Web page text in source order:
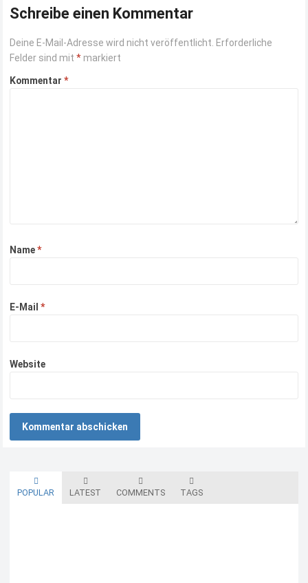
Schreibe einen Kommentar
Deine E-Mail-Adresse wird nicht veröffentlicht. Erforderliche
Felder sind mit* markiert
Kommentar*
Name*
E-Mail*
Website
POPULAR LATEST COMMENTS TAGS